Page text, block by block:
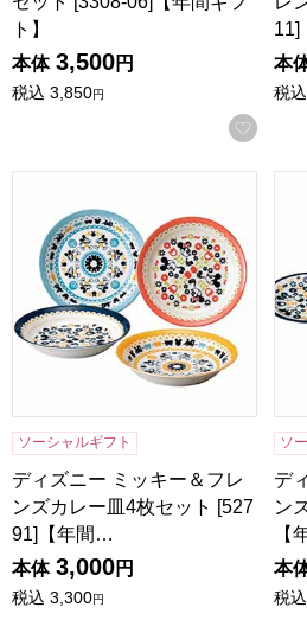
ト】
本体 3,500円
税込 3,850円
お気
11]
本
税込
ソーシャルギフト
ディズニー ミッキー＆フレ
ンズカレー皿4枚セット [527
91]【年間…
本体 3,000円
税込 3,300円
ソ
デ
ン
【
本
税込